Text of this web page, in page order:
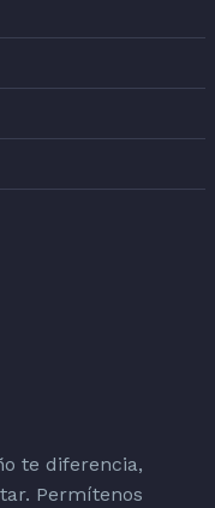
te diferencia,
Permítenos